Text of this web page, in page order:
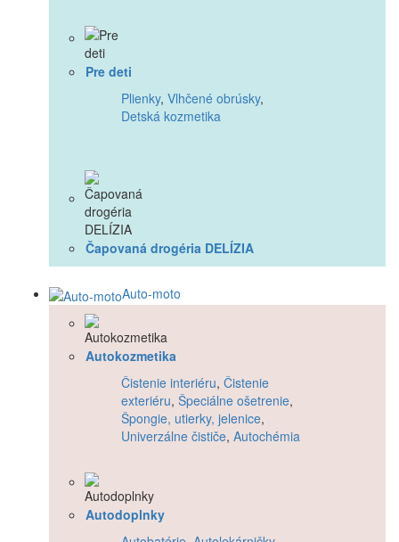
Pre deti
Plienky, Vlhčené obrúsky,
Detská kozmetika
Čapovaná drogéria DELÍZIA
Auto-moto
Autokozmetika
Čistenie interiéru, Čistenie
exteriéru, Špeciálne ošetrenie,
Špongie, utierky, jelenice,
Univerzálne čističe, Autochémia
Autodoplnky